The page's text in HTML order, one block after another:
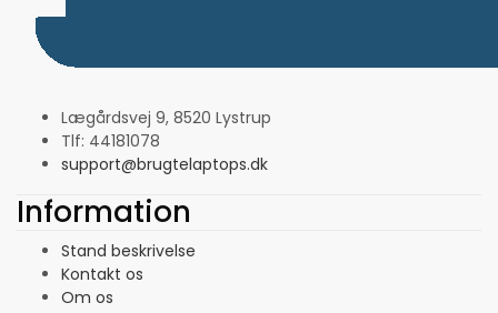
Lægårdsvej 9, 8520 Lystrup
Tlf: 44181078
support@brugtelaptops.dk
Information
Stand beskrivelse
Kontakt os
Om os